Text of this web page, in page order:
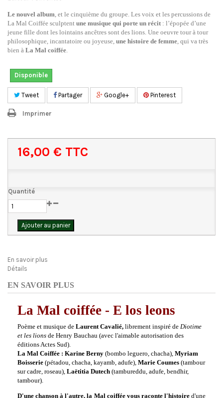
Le nouvel album, et le cinquième du groupe. Les voix et les percussions de
La Mal Coiffée sculptent une musique qui porte un récit : l’épopée d’une
jeune fille dont les lointains ancêtres sont des lions. Une oeuvre tour à tour
philosophique, incantatoire ou joyeuse, une histoire de femme, qui va très
bien à La Mal coiffée.
Disponible
Tweet Partager Google+ Pinterest
Imprimer
16,00 € TTC
Quantité
Ajouter au panier
En savoir plus
Détails
EN SAVOIR PLUS
La Mal coiffée - E los leons
Poème et musique de Laurent Cavalié, librement inspiré de Diotime
et les lions de Henry Bauchau (avec l'aimable autorisation des
éditions Actes Sud).
La Mal Coiffée : Karine Berny (bombo leguero, chacha), Myriam
Boisserie (pétadou, chacha, kayamb, adufe), Marie Coumes (tambour
sur cadre, roseau), Laëtitia Dutech (tambureddu, adufe, bendhir,
tambour).
D'une chanson à l'autre, la Mal coiffée vous raconte l'histoired'une